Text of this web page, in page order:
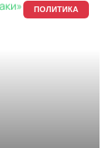
ПОЛИТИКА